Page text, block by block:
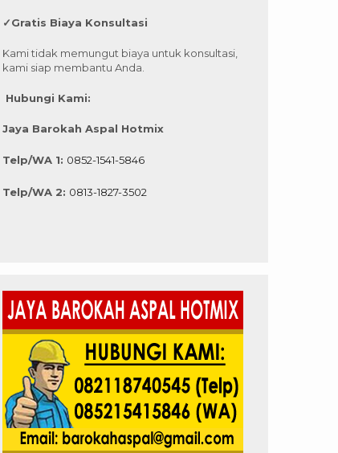
✓Gratis Biaya Konsultasi
Kami tidak memungut biaya untuk konsultasi,
kami siap membantu Anda.
Hubungi Kami:
Jaya Barokah Aspal Hotmix
Telp/WA 1: 0852-1541-5846
Telp/WA 2: 0813-1827-3502